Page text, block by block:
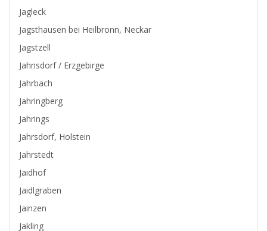
Jagleck
Jagsthausen bei Heilbronn, Neckar
Jagstzell
Jahnsdorf / Erzgebirge
Jahrbach
Jahringberg
Jahrings
Jahrsdorf, Holstein
Jahrstedt
Jaidhof
Jaidlgraben
Jainzen
Jakling